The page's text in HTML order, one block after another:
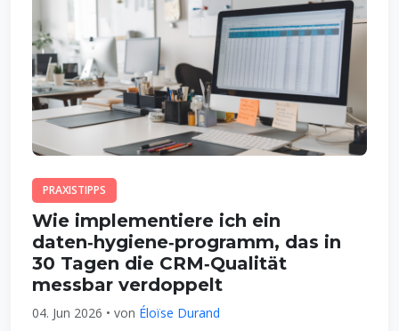
PRAXISTIPPS
Wie implementiere ich ein
daten‑hygiene‑programm, das in
30 Tagen die CRM‑Qualität
messbar verdoppelt
04. Jun 2026 • von Éloïse Durand